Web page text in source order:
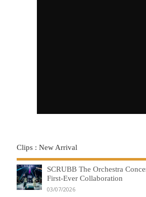
Clips : New Arrival
SCRUBB The Orchestra
First-Ever Collaboration
03/07/2026